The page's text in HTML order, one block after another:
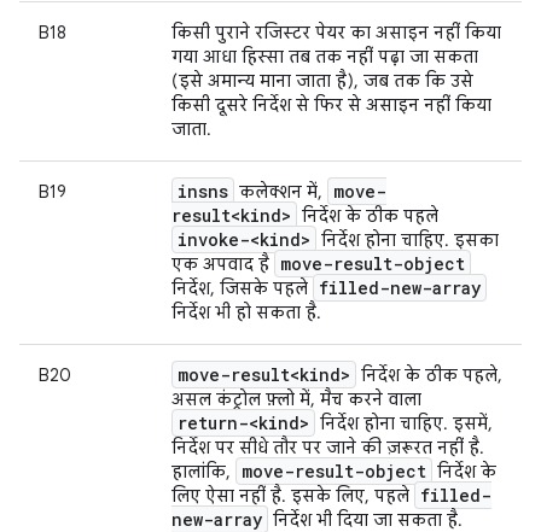
B18
किसी पुराने रजिस्टर पेयर का असाइन नहीं किया
गया आधा हिस्सा तब तक नहीं पढ़ा जा सकता
(इसे अमान्य माना जाता है), जब तक कि उसे
किसी दूसरे निर्देश से फिर से असाइन नहीं किया
जाता.
B19 insns कलेक्शन में,
move-
result<kind> निर्देश के ठीक पहले
invoke-<kind> निर्देश होना चाहिए. इसका
एक अपवाद है move-result-object
निर्देश, जिसके पहले filled-new-array
निर्देश भी हो सकता है.
B20 move-result<kind> निर्देश के ठीक पहले,
असल कंट्रोल फ़्लो में, मैच करने वाला
return-<kind> निर्देश होना चाहिए. इसमें,
निर्देश पर सीधे तौर पर जाने की ज़रूरत नहीं है.
हालांकि,
move-result-object निर्देश के
लिए ऐसा नहीं है. इसके लिए, पहले filled-
new-array निर्देश भी दिया जा सकता है.